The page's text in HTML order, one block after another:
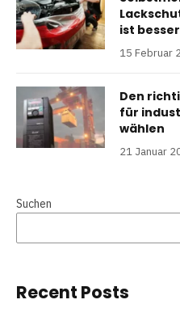
ist
15 Februar
Den
für
wählen
21 Januar
Suchen
Recent Posts